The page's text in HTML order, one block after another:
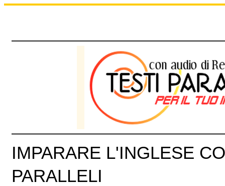
IMPARARE L'INGLESE
PARALLELI